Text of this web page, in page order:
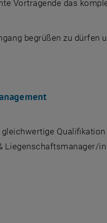
Vortragende das
begrüßen zu dürfen
Qualifikation
in